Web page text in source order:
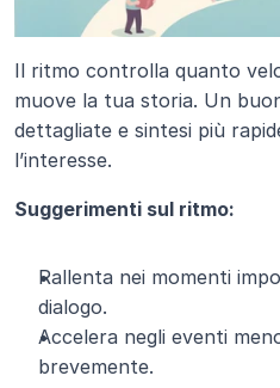
Il ritmo controlla quanto
muove la tua storia. Un
dettagliate e sintesi più
l’interesse.
Suggerimenti sul ritmo:
Rallenta nei momenti
dialogo.
Accelera negli eventi
brevemente.